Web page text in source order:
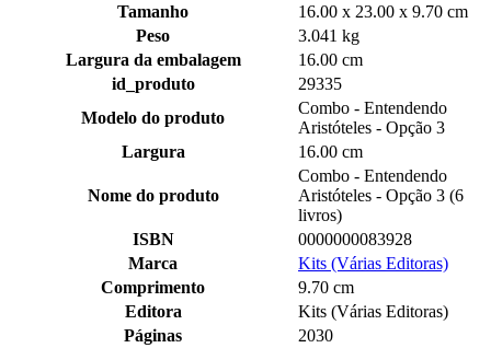
Tamanho
16.00 x 23.00 x 9.70 cm
Peso
3.041 kg
Largura da embalagem
16.00 cm
id_produto
29335
Modelo do produto
Combo - Entendendo
Aristóteles - Opção 3
Largura
16.00 cm
Nome do produto
Combo - Entendendo
Aristóteles - Opção 3 (6
livros)
ISBN
0000000083928
Marca
Kits (Várias Editoras)
Comprimento
9.70 cm
Editora
Kits (Várias Editoras)
Páginas
2030